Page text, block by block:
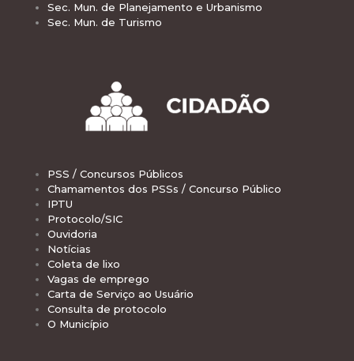
Sec. Mun. de Planejamento e Urbanismo
Sec. Mun. de Turismo
PSS / Concursos Públicos
Chamamentos dos PSSs / Concurso Público
IPTU
Protocolo/SIC
Ouvidoria
Notícias
Coleta de lixo
Vagas de emprego
Carta de Serviço ao Usuário
Consulta de protocolo
O Município